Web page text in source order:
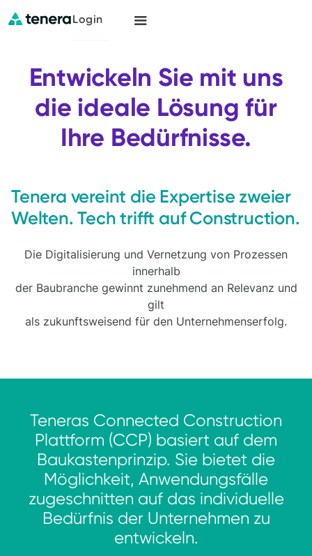
Login
Entwickeln Sie mit uns
die ideale Lösung für
Ihre Bedürfnisse.
Tenera vereint die Expertise zweier
Welten. Tech trifft auf Construction.
Die Digitalisierung und Vernetzung von Prozessen
innerhalb
der Baubranche gewinnt zunehmend an Relevanz und
gilt
als zukunftsweisend für den Unternehmenserfolg.
Teneras Connected Construction
Plattform (CCP) basiert auf dem
Baukastenprinzip. Sie bietet die
Möglichkeit, Anwendungsfälle
zugeschnitten auf das individuelle
Bedürfnis der Unternehmen zu
entwickeln.